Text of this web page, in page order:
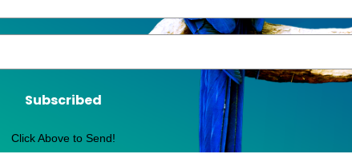
Subscribed
Click Above to Send!